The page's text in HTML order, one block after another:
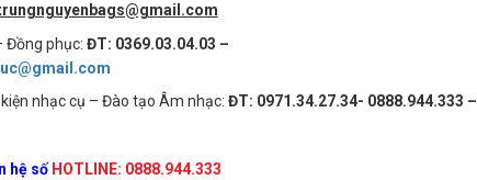
Đồng phục: ĐT: 0369.03.04.03 –
kiện nhạc cụ – Đào tạo Âm nhạc: ĐT: 0971.34.27.34- 0888.944.333 –
hệ số HOTLINE: 0888.944.333